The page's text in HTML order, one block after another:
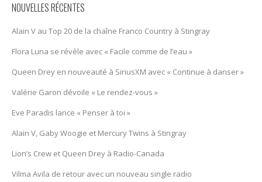
NOUVELLES RÉCENTES
Alain V au Top 20 de la chaîne Franco Country à Stingray
Flora Luna se révèle avec « Facile comme de l’eau »
Queen Drey en nouveauté à SiriusXM avec « Continue à danser »
Valérie Garon dévoile « Le rendez-vous »
Eve Paradis lance « Penser à toi »
Alain V, Gaby Woogie et Mercury Twïns à Stingray
Lion’s Crew et Queen Drey à Radio-Canada
Vilma Avila de retour avec un nouveau single radio